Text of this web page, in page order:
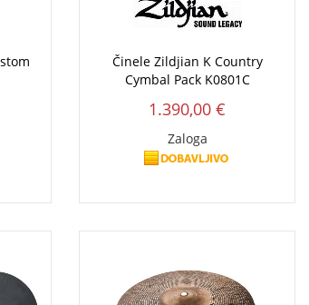
Činele Zildjian K Country
Cymbal Pack K0801C
1.390,00 €
Zaloga